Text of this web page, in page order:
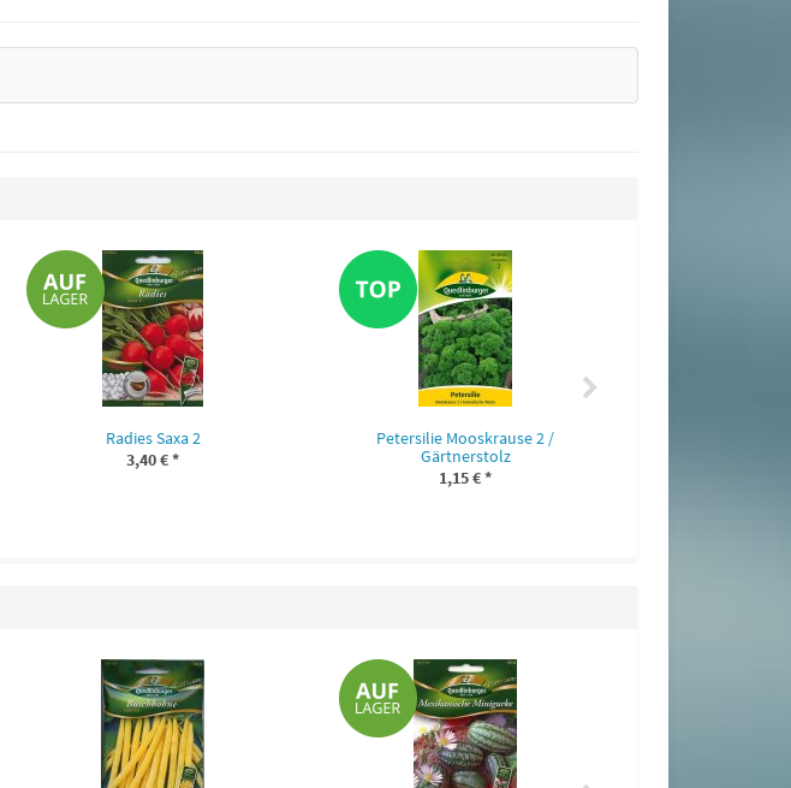
Radies Saxa 2
3,40 €*
Petersilie Mooskrause 2 /
Gärtnerstolz
1,15 €*